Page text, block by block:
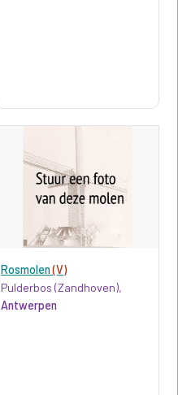
Rosmolen(V)
Pulderbos (Zandhoven),
Antwerpen